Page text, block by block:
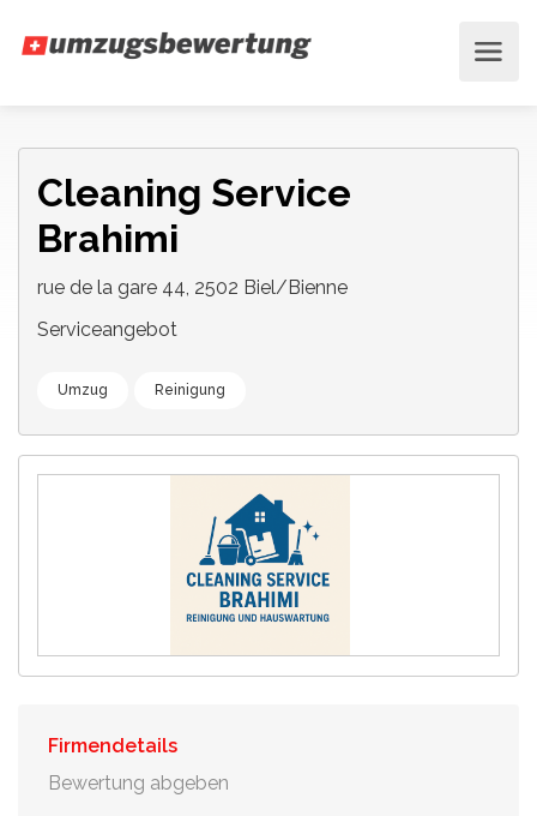
Cleaning Service
Brahimi
rue de la gare 44, 2502 Biel/Bienne
Serviceangebot
Umzug Reinigung
Firmendetails
Bewertung abgeben